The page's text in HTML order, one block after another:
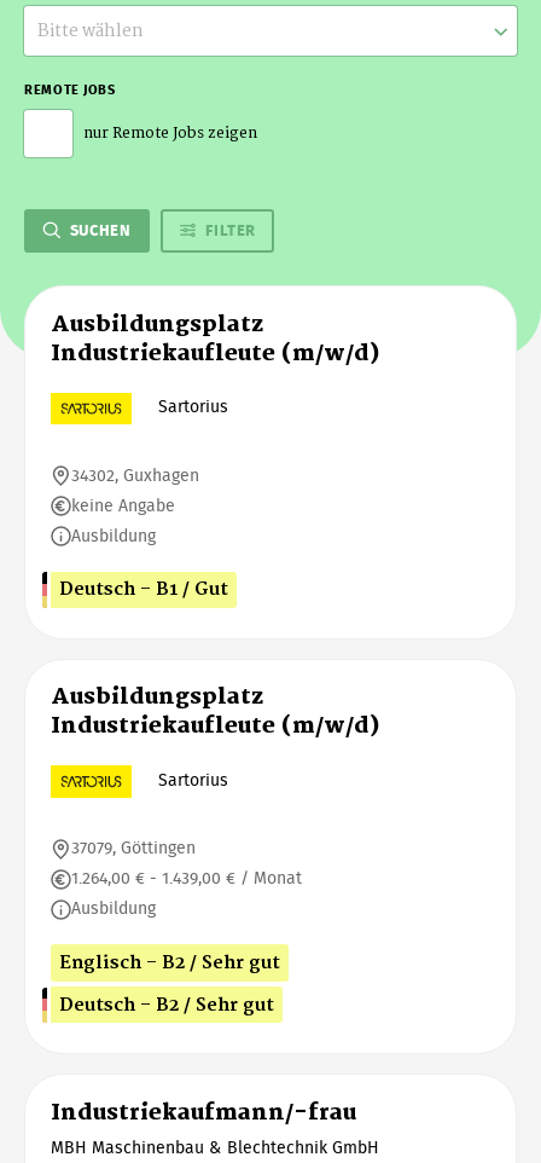
Bitte wählen
REMOTE JOBS
nur Remote Jobs zeigen
SUCHEN FILTER
Ausbildungsplatz
Industriekaufleute (m/w/d)
Sartorius
34302, Guxhagen
keine Angabe
Ausbildung
Deutsch - B1 / Gut
Ausbildungsplatz
Industriekaufleute (m/w/d)
Sartorius
37079, Göttingen
1.264,00 € - 1.439,00 € / Monat
Ausbildung
Englisch - B2 / Sehr gut
Deutsch - B2 / Sehr gut
Industriekaufmann/-frau
MBH Maschinenbau & Blechtechnik GmbH